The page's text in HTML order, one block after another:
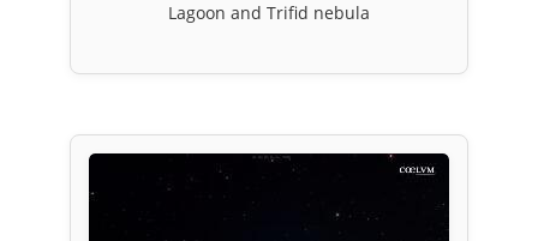
Lagoon and Trifid nebula